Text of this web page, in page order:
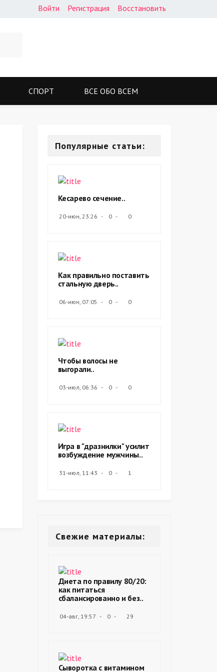
Войти Регистрация Восстановить
СПОРТ ВСЕ ОБО ВСЕМ
Популярные статьи:
Кесарево сечение..
20-июн, 23:26 0 0
Как правильно поставить
стальную дверь..
06-июн, 07:05 0 0
Чтобы волосы не
выгорали..
03-июл, 06:36 0 0
Игра в "дразнилки" усилит
возбуждение мужчины..
31-июл, 11:43 0 1
Свежие материалы:
Диета по правилу 80/20:
как питаться
сбалансированно и без..
04-авг, 19:57 0 29
Сыворотка с витамином